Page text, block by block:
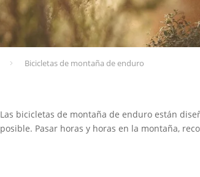
Bicicletas de montaña de enduro
Las bicicletas de montaña de enduro están
posible. Pasar horas y horas en la montaña,